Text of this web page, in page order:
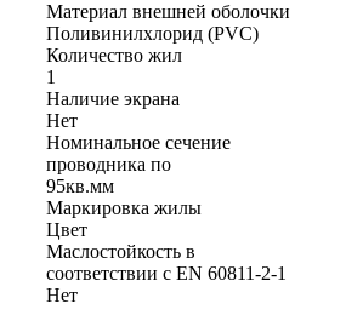
Материал внешней оболочки
Поливинилхлорид (PVC)
Количество жил
1
Наличие экрана
Нет
Номинальное сечение
проводника по
95кв.мм
Маркировка жилы
Цвет
Маслостойкость в
соответствии с EN 60811-2-1
Нет